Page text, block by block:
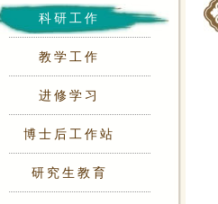
科研工作
教学工作
进修学习
博士后工作站
研究生教育